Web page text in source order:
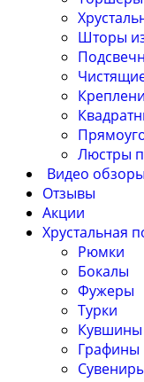
Шторы
Люстры
Видео обзоры
Отзывы
Акции
Хрустальная
Рюмки
Бокалы
Фужеры
Турки
Кувшины
Графины